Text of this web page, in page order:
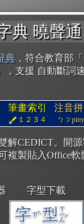
典 曉聲通
典 ，符合教育部
支援 自動斷詞
筆畫索引
１２３４
注音
ㄅㄆ
解CEDICT。開
複製貼入Office
字型下載